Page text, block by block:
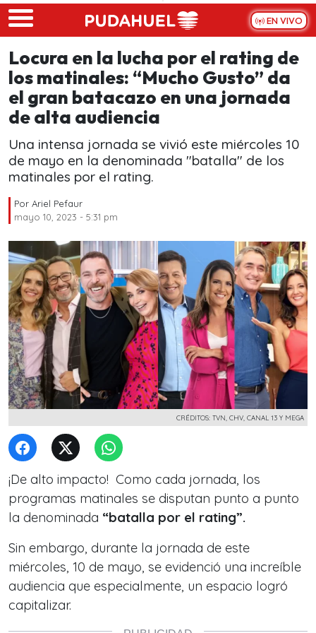
Skip to main content
EN VIVO
Locura en la lucha por el rating de
los matinales: “Mucho Gusto” da
el gran batacazo en una jornada
de alta audiencia
Una intensa jornada se vivió este miércoles 10
de mayo en la denominada "batalla" de los
matinales por el rating.
Por Ariel Pefaur
mayo 10, 2023 - 5:31 pm
CRÉDITOS: TVN, CHV, CANAL 13 Y MEGA
¡De alto impacto! Como cada jornada, los
programas matinales se disputan punto a punto
la denominada “batalla por el rating”.
Sin embargo, durante la jornada de este
miércoles, 10 de mayo, se evidenció una increíble
audiencia que especialmente, un espacio logró
capitalizar.